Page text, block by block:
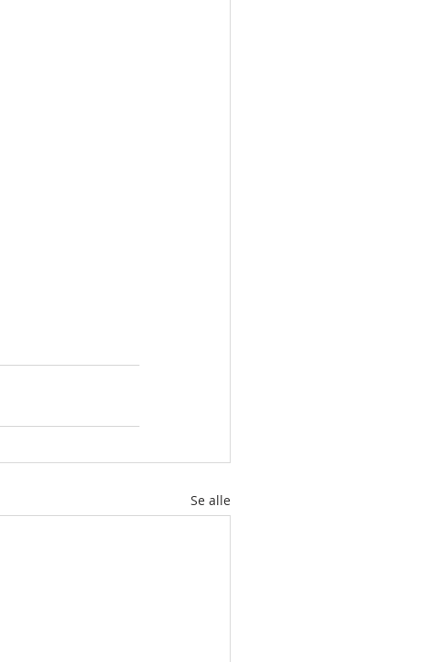
Se alle